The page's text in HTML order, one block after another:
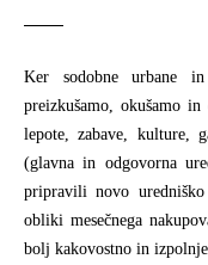
Ker sodobne urbane in
preizkušamo, okušamo
lepote, zabave, kulture,
(glavna in odgovorna
pripravili novo
obliki mesečnega
bolj kakovostno in